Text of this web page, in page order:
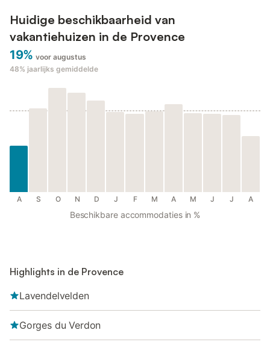
Huidige beschikbaarheid van
vakantiehuizen in de Provence
19% voor augustus
48% jaarlijks gemiddelde
A S O N D J F M A M J J A
Beschikbare accommodaties in %
Highlights in de Provence
Lavendelvelden
Gorges du Verdon